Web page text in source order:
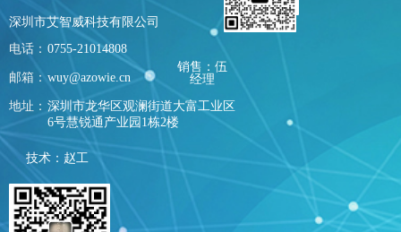
电话： 0755-21014808
邮箱： wuy@azowie.cn
地址： 深圳市龙华区观澜街道大富工业区
6号慧锐通产业园1栋2楼
深圳市艾智威科技有限公司
销售：伍
经理
技术：赵工